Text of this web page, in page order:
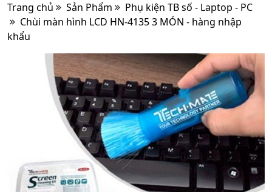
Trang chủ Sản Phẩm
Phụ kiện TB số - Laptop - PC
Chùi màn hình LCD HN-4135 3 MÓN - hàng nhập
khẩu